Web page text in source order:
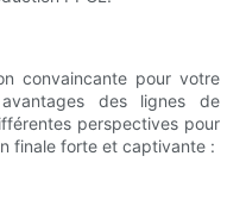
convaincante pour votre
des lignes de
perspectives pour
finale forte et captivante :